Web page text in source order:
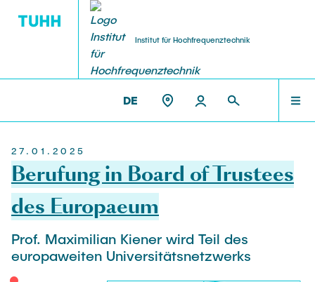
Institut für Hochfrequenztechnik
DE
TEAM
TEAM
Institutsleitung
Prof. Alexander Kölpin
Professoren im Ruhestand
Prof. a.D. Dr.-Ing. Arne Jacob
LEHRE
FORSCHUNG
FORSCHUNG
Forschungsprojekte
EmpkinS
VisPer
Hamburg Quantum Computing (HQC)
MEMS-paramps
27.01.2025
Berufung in Board of Trustees
des Europaeum
Prof. Maximilian Kiener wird Teil des
europaweiten Universitätsnetzwerks